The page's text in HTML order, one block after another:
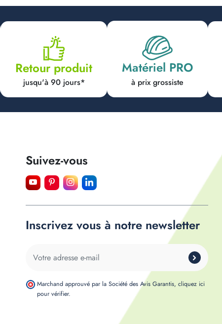
Retour produit
jusqu'à 90 jours*
Matériel PRO
à prix grossiste
Suivez-vous
Inscrivez vous à notre newsletter
Marchand approuvé par la Société des Avis Garantis,cliquez ici
pour vérifier.